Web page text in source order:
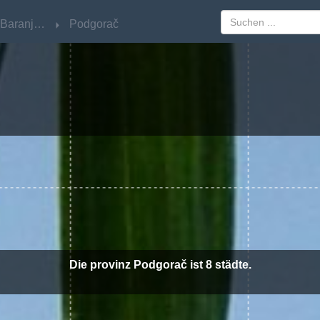
Osječko-Baranjska Podgorač
Die provinz Podgorač ist 8 städte.
Osječko-Baranjska Podgorač